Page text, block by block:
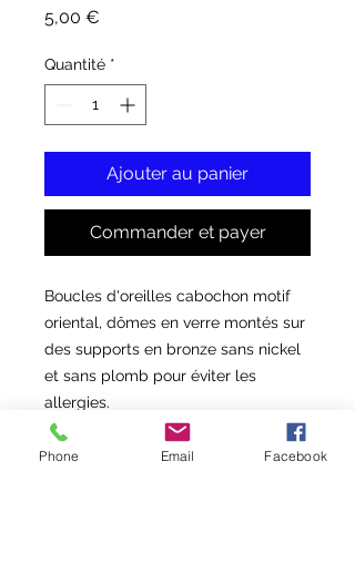
5,00 €
Quantité *
Ajouter au panier
Commander et payer
Boucles d'oreilles cabochon motif
oriental, dômes en verre montés sur
des supports en bronze sans nickel
et sans plomb pour éviter les
allergies.
Les boucles d'oreilles en dormeuses
Phone Email Facebook